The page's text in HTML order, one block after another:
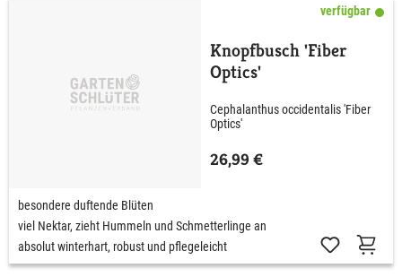
verfügbar
Knopfbusch 'Fiber
Optics'
Cephalanthus occidentalis 'Fiber
Optics'
26,99 €
besondere duftende Blüten
viel Nektar, zieht Hummeln und Schmetterlinge an
absolut winterhart, robust und pflegeleicht